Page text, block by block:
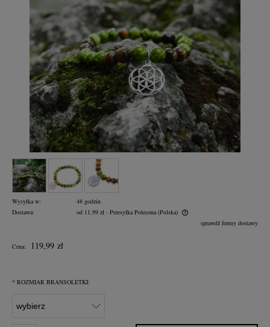
Wysyłka w:
48 godzin
Dostawa:
od 11,99 zł - Przesyłka Polecona (Polska)
sprawdź formy dostawy
Cena: 119,99 zł
* ROZMIAR BRANSOLETKI: